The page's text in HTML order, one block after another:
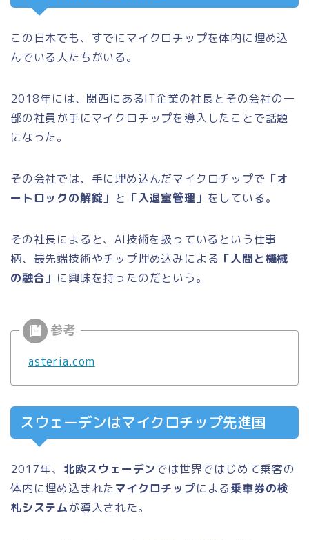
この日本でも、すでにマイクロチップを体内に埋め込
んでいる人たちがいる。
2018年には、関西にあるIT企業の社長とその会社の一
部の社員が手にマイクロチップを導入したことで話題
になった。
その会社では、手に埋め込んだマイクロチップで 「オ
ートロックの解錠」 と 「入退室管理」 をしている。
その社長によると、AI技術を扱っているという仕事
柄、最先端技術やチップ埋め込みによる 「人間と機械
の融合」 に興味を持ったのだという。
asteria.com
スウェーデンはマイクロチップ先進国
2017年、 北欧スウェーデンでは世界ではじめて乗客の
体内に埋め込まれたマイクロチップによる乗車券の検
札システムが導入された。